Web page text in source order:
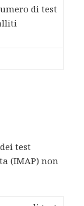
di test
test
(IMAP) non